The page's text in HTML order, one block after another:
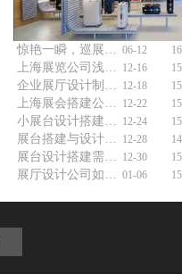
惊艳一瞬，巡展快闪店设计公司有何秘诀？ 06-12
上海展览公司浅谈展台展览设计 12-16
企业展厅设计制作怎么做好？ 12-18
上海展会搭建公司浅谈展会设计搭建 12-22
小展台设计搭建如何做好？ 12-24
展台搭建与设计注意事项 12-28
展台设计搭建需要考虑的因素 12-30
展厅设计公司如何选择？ 01-06